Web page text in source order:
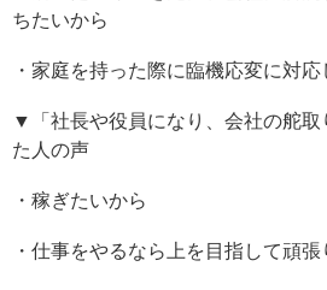
ちたいから
・家庭を持った際に臨機応変に対応
▼「社長や役員になり、会社の舵取
た人の声
・稼ぎたいから
・仕事をやるなら上を目指して頑張